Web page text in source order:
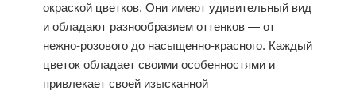
окраской цветков. Они имеют удивительный вид
и обладают разнообразием оттенков — от
нежно-розового до насыщенно-красного. Каждый
цветок обладает своими особенностями и
привлекает своей изысканной